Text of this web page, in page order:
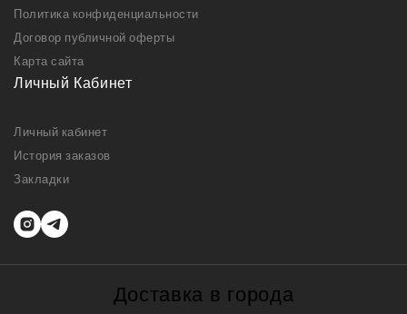
Политика конфиденциальности
Договор публичной оферты
Карта сайта
Личный Кабинет
Личный кабинет
История заказов
Закладки
Доставка в города